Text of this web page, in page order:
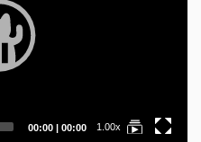
Current
00:00 | Total
00:00 1.00x